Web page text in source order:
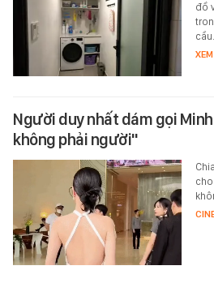
đồ
Người duy nhất dám gọi
không phải người"